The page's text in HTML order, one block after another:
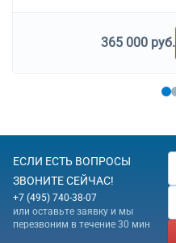
365 000 руб.
ЕСЛИ ЕСТЬ ВОПРОСЫ
ЗВОНИТЕ СЕЙЧАС!
+7 (495) 740-38-07
или оставьте заявку и мы
перезвоним в течение 30 мин